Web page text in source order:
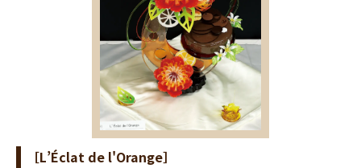
［L’Éclat de l'Orange］